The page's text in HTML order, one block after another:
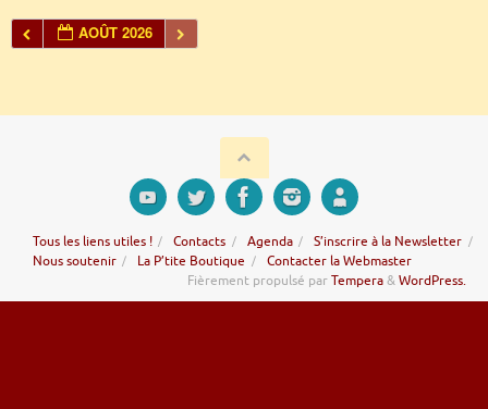
AOÛT 2026
Tous les liens utiles ! Contacts Agenda
S’inscrire à la Newsletter
Nous soutenir
La P’tite Boutique
Contacter la Webmaster
Fièrement propulsé parTempera&WordPress.